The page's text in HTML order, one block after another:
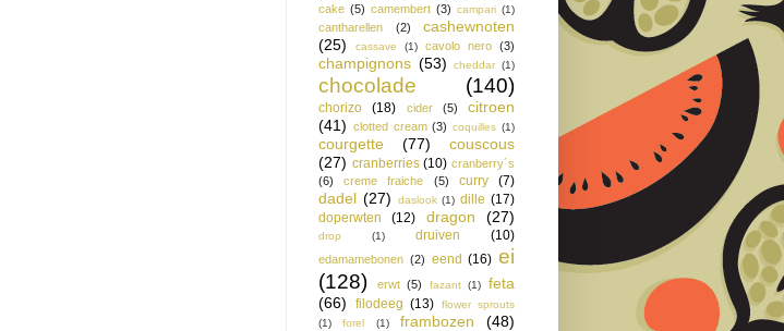
cake (5) camembert (3) campari (1)
cantharellen (2)
cashewnoten
(25)
cassave (1) cavolo nero (3)
champignons (53) cheddar (1)
chocolade (140)
chorizo (18) cider (5)
citroen
(41) clotted cream (3) coquilles (1)
courgette (77)
couscous
(27) cranberries (10) cranberry´s
(6)
creme fraiche (5) curry (7)
dadel (27) daslook (1) dille (17)
doperwten
(12) dragon (27)
drop (1) druiven (10)
edamamebonen (2) eend (16) ei
(128)
erwt (5) fazant (1)
feta
(66)
filodeeg (13)
flower sprouts
(1)
forel (1) frambozen (48)